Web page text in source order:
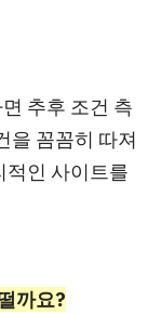
추후 조건 측
을 꼼꼼히 따져
적인 사이트를
까요?